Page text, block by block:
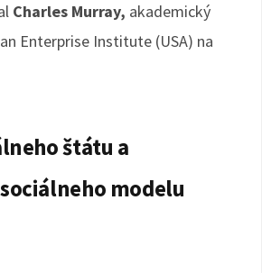
Charles Murray, akademický
Enterprise Institute (USA) na
štátu a
modelu